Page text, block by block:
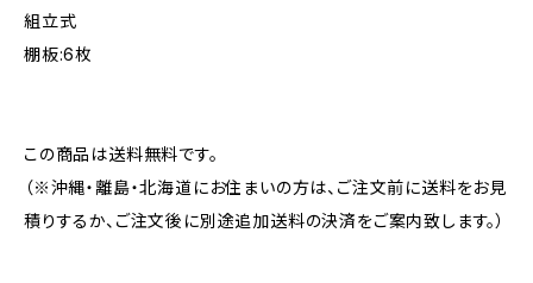
組立式
棚板:6枚
この商品は送料無料です。
（※沖縄・離島・北海道にお住まいの方は、ご注文前に送料をお見
積りするか、ご注文後に別途追加送料の決済をご案内致します。）